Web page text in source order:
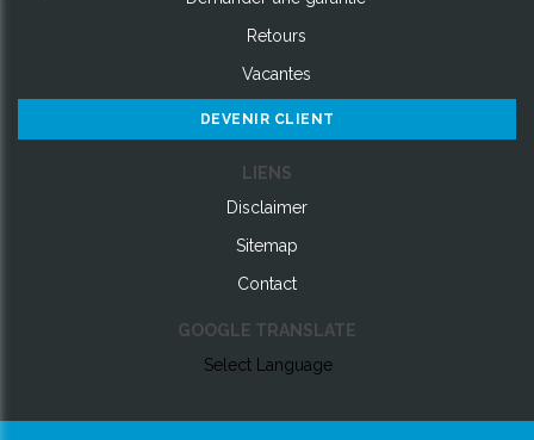
Retours
Vacantes
DEVENIR CLIENT
LIENS
Disclaimer
Sitemap
Contact
GOOGLE TRANSLATE
Select Language